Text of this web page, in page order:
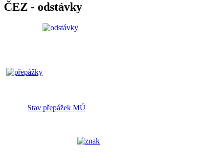
ČEZ - odstávky
Stav přepážek MÚ